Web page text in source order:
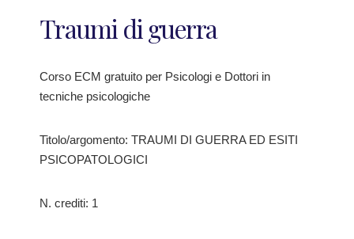
Traumi di guerra
Corso ECM gratuito per Psicologi e Dottori in
tecniche psicologiche
Titolo/argomento: TRAUMI DI GUERRA ED ESITI
PSICOPATOLOGICI
N. crediti: 1